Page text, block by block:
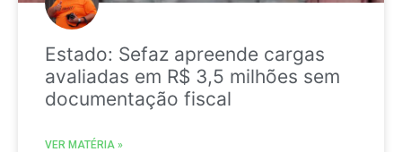
Estado: Sefaz apreende cargas
avaliadas em R$ 3,5 milhões sem
documentação fiscal
VER MATÉRIA »